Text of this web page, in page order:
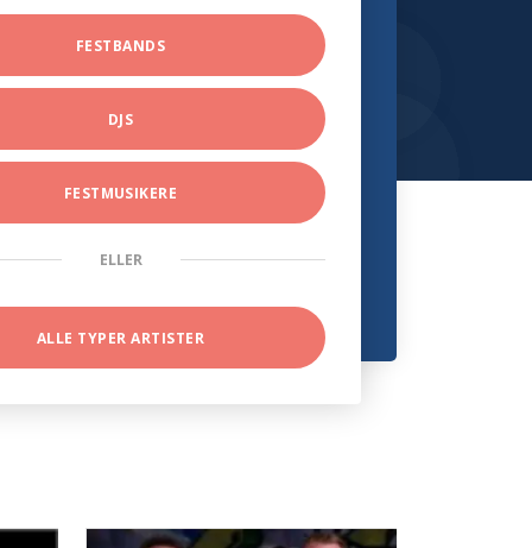
FESTBANDS
DJS
FESTMUSIKERE
ELLER
ALLE TYPER ARTISTER